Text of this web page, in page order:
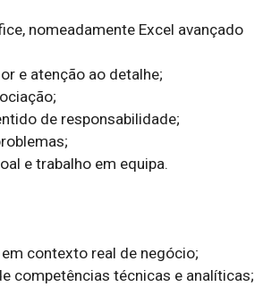
nomeadamente Excel avançado
e atenção ao detalhe;
de responsabilidade;
e trabalho em equipa.
contexto real de negócio;
competências técnicas e analíticas;